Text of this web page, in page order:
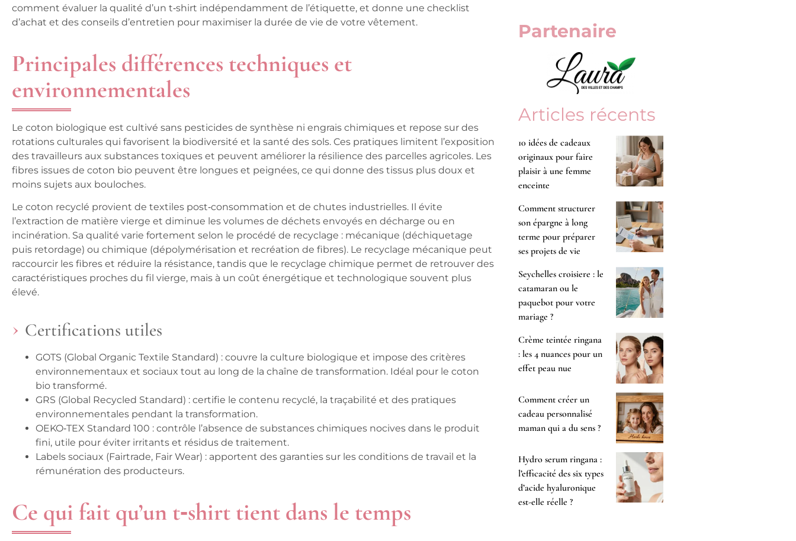
comment évaluer la qualité d’un t‑shirt indépendamment de l’étiquette, et donne une checklist
d’achat et des conseils d’entretien pour maximiser la durée de vie de votre vêtement.
Principales différences techniques et
environnementales
Le coton biologique est cultivé sans pesticides de synthèse ni engrais chimiques et repose sur des
rotations culturales qui favorisent la biodiversité et la santé des sols. Ces pratiques limitent l’exposition
des travailleurs aux substances toxiques et peuvent améliorer la résilience des parcelles agricoles. Les
fibres issues de coton bio peuvent être longues et peignées, ce qui donne des tissus plus doux et
moins sujets aux bouloches.
Le coton recyclé provient de textiles post‑consommation et de chutes industrielles. Il évite
l’extraction de matière vierge et diminue les volumes de déchets envoyés en décharge ou en
incinération. Sa qualité varie fortement selon le procédé de recyclage : mécanique (déchiquetage
puis retordage) ou chimique (dépolymérisation et recréation de fibres). Le recyclage mécanique peut
raccourcir les fibres et réduire la résistance, tandis que le recyclage chimique permet de retrouver des
caractéristiques proches du fil vierge, mais à un coût énergétique et technologique souvent plus
élevé.
Certifications utiles
GOTS (Global Organic Textile Standard) : couvre la culture biologique et impose des critères
environnementaux et sociaux tout au long de la chaîne de transformation. Idéal pour le coton
bio transformé.
GRS (Global Recycled Standard) : certifie le contenu recyclé, la traçabilité et des pratiques
environnementales pendant la transformation.
OEKO‑TEX Standard 100 : contrôle l’absence de substances chimiques nocives dans le produit
fini, utile pour éviter irritants et résidus de traitement.
Labels sociaux (Fairtrade, Fair Wear) : apportent des garanties sur les conditions de travail et la
rémunération des producteurs.
Ce qui fait qu’un t‑shirt tient dans le temps
Partenaire
Articles récents
10 idées de cadeaux
originaux pour faire
plaisir à une femme
enceinte
Comment structurer
son épargne à long
terme pour préparer
ses projets de vie
Seychelles croisiere : le
catamaran ou le
paquebot pour votre
mariage ?
Crème teintée ringana
: les 4 nuances pour un
effet peau nue
Comment créer un
cadeau personnalisé
maman qui a du sens ?
Hydro serum ringana :
l’efficacité des six types
d’acide hyaluronique
est-elle réelle ?